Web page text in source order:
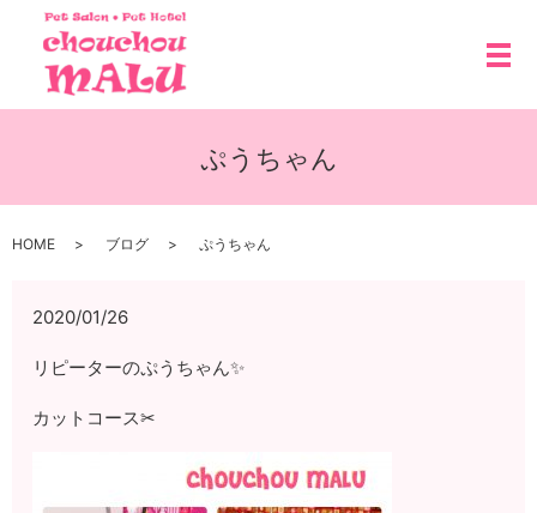
メ
ぷうちゃん
HOME ブログ ぷうちゃん
2020/01/26
リピーターのぷうちゃん✨
カットコース✂